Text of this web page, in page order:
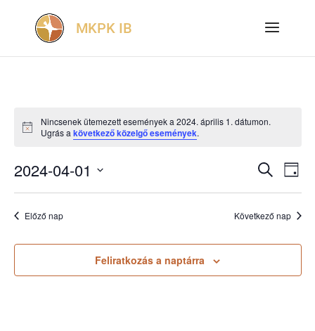
Notice
Nincsenek ütemezett események a 2024. április 1. dátumon.
Ugrás a következő közelgő események.
Keresett
kifejezés
Nap
2024-04-01
Dátum
kiválasztása.
Előző nap Következő nap
Feliratkozás a naptárra